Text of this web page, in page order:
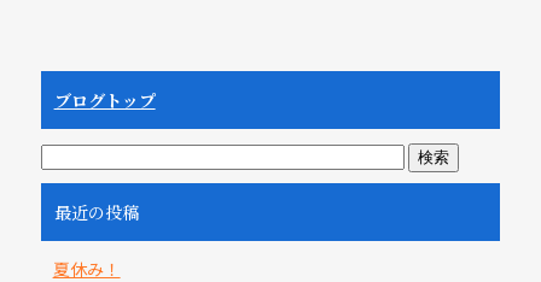
ブログトップ
最近の投稿
夏休み！